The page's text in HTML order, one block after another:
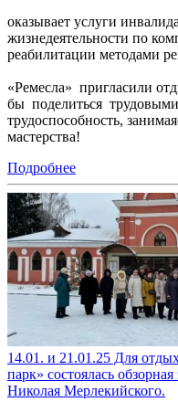
оказывает услуги
жизнедеятельности по
реабилитации методами
«Ремесла» пригласили
бы поделиться
трудоспособность,
мастерства!
Подробнее
14.01. и 21.01.25 Для
парк» состоялась
Николая Мерлекийского.